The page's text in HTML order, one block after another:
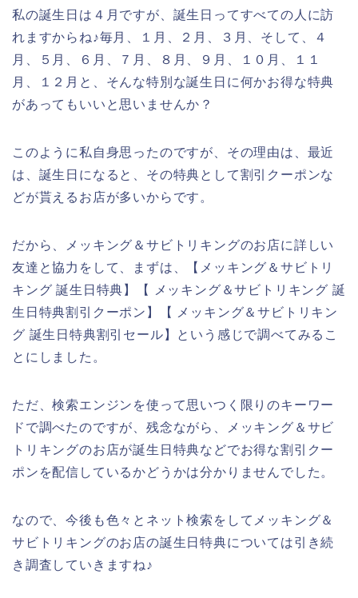
私の誕生日は４月ですが、誕生日ってすべての人に訪
れますからね♪毎月、１月、２月、３月、そして、４
月、５月、６月、７月、８月、９月、１０月、１１
月、１２月と、そんな特別な誕生日に何かお得な特典
があってもいいと思いませんか？
このように私自身思ったのですが、その理由は、最近
は、誕生日になると、その特典として割引クーポンな
どが貰えるお店が多いからです。
だから、メッキング＆サビトリキングのお店に詳しい
友達と協力をして、まずは、【メッキング＆サビトリ
キング 誕生日特典】【 メッキング＆サビトリキング 誕
生日特典割引クーポン】【 メッキング＆サビトリキン
グ 誕生日特典割引セール】という感じで調べてみるこ
とにしました。
ただ、検索エンジンを使って思いつく限りのキーワー
ドで調べたのですが、残念ながら、メッキング＆サビ
トリキングのお店が誕生日特典などでお得な割引クー
ポンを配信しているかどうかは分かりませんでした。
なので、今後も色々とネット検索をしてメッキング＆
サビトリキングのお店の誕生日特典については引き続
き調査していきますね♪